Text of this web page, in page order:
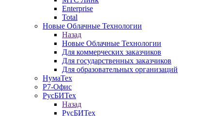
Enterprise
Total
Новые Облачные Технологии
Назад
Новые Облачные Технологии
Для коммерческих заказчиков
Для государственных заказчиков
Для образовательных организаций
НумаТех
Р7-Офис
РусБИТех
Назад
РусБИТех